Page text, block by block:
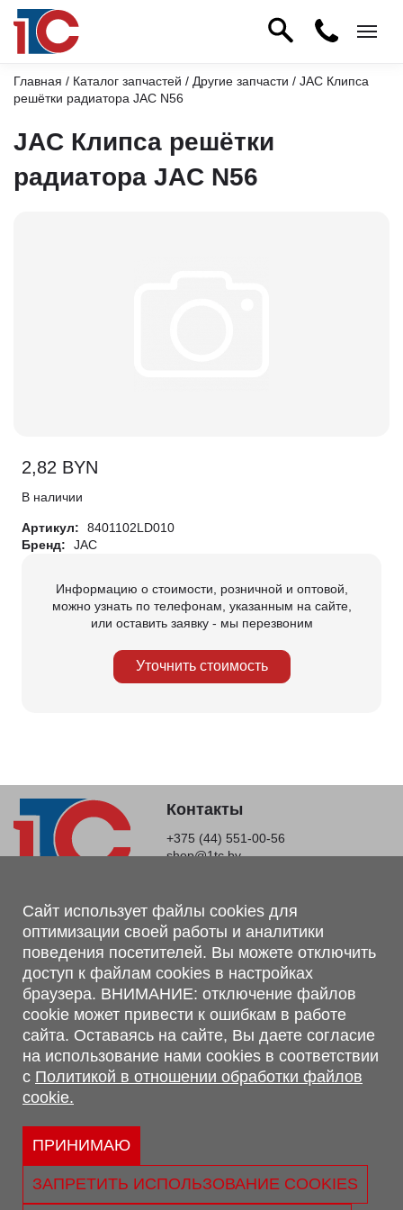
Главная / Каталог запчастей / Другие запчасти / JAC Клипса
решётки радиатора JAC N56
JAC Клипса решётки
радиатора JAC N56
2,82 BYN
В наличии
Артикул:
8401102LD010
Бренд:
JAC
Информацию о стоимости, розничной и оптовой,
можно узнать по телефонам, указанным на сайте,
или оставить заявку - мы перезвоним
Уточнить стоимость
Контакты
+375 (44) 551-00-56
shop@1tc.by
Магазин, склад
г. Минск, Минский р-н, п. Привольный, ул. Мира, 20А,
223062
г. Брест, ул. Лейтенанта Рябцева, 108 В, 224701
Обращаем Ваше внимание, что вся предоставленная на сайте
информация, касающаяся комплектаций, технических
характеристик, цветовых сочетаний, а также стоимости и
сервисного обслуживания носит информационный характер и
не является публичной офертой, определяемой п.2 ст.407
Гражданского кодекса Республики Беларусь.
Политика обработки персональных данных
Политикой в отношении обработки файлов cookie.
Сайт использует файлы cookies для
оптимизации своей работы и аналитики
поведения посетителей. Вы можете отключить
доступ к файлам cookies в настройках
браузера. ВНИМАНИЕ: отключение файлов
cookie может привести к ошибкам в работе
сайта. Оставаясь на сайте, Вы даете согласие
на использование нами cookies в соответствии
с Политикой в отношении обработки файлов
cookie.
ПРИНИМАЮ
ЗАПРЕТИТЬ ИСПОЛЬЗОВАНИЕ COOKIES